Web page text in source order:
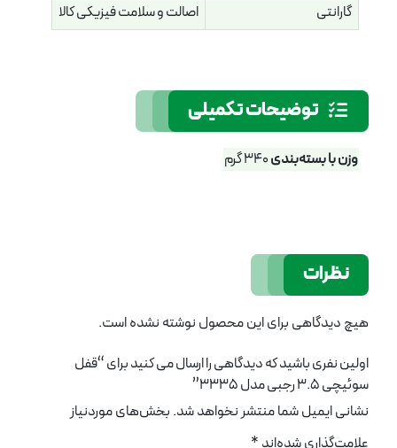
گارانتی
اصالت و سلامت فیزیکی کالا
توضیحات تکمیلی
وزن با بسته‌بندی340 گرم
نظرات
هیچ دیدگاهی برای این محصول نوشته نشده است.
اولین نفری باشید که دیدگاهی را ارسال می کنید برای “قفل
سوئیچی 3.5 رجبی مدل 3335”
نشانی ایمیل شما منتشر نخواهد شد. بخش‌های موردنیاز
علامت‌گذاری شده‌اند *